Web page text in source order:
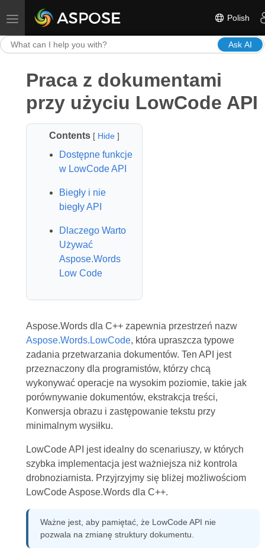
Toggle navigation Polish
Ask AI
Praca z dokumentami
przy użyciu LowCode API
Contents [ Hide]
Dostępne funkcje
w LowCode API
Biegły i nie
biegły API
Dlaczego Warto
Używać
Aspose.Words
Low Code
Aspose.Words dla C++ zapewnia przestrzeń nazw
Aspose.Words.LowCode, która upraszcza typowe
zadania przetwarzania dokumentów. Ten API jest
przeznaczony dla programistów, którzy chcą
wykonywać operacje na wysokim poziomie, takie jak
porównywanie dokumentów, ekstrakcja treści,
Konwersja obrazu i zastępowanie tekstu przy
minimalnym wysiłku.
LowCode API jest idealny do scenariuszy, w których
szybka implementacja jest ważniejsza niż kontrola
drobnoziarnista. Przyjrzyjmy się bliżej możliwościom
LowCode Aspose.Words dla C++.
Ważne jest, aby pamiętać, że LowCode API nie
pozwala na zmianę struktury dokumentu.